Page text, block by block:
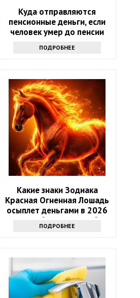
Куда отправляются
пенсионные деньги, если
человек умер до пенсии
ПОДРОБНЕЕ
Какие знаки Зодиака
Красная Огненная Лошадь
осыплет деньгами в 2026
году: 4 баловня Судьбы
ПОДРОБНЕЕ